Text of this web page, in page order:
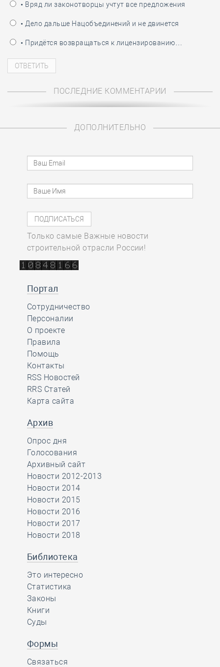
• Вряд ли законотворцы учтут все предложения
• Дело дальше Нацобъединений и не двинется
• Придётся возвращаться к лицензированию…
ПОСЛЕДНИЕ КОММЕНТАРИИ
ДОПОЛНИТЕЛЬНО
Только самые Важные новости
строительной отрасли России!
Портал
Сотрудничество
Персоналии
О проекте
Правила
Помощь
Контакты
RSS Новостей
RRS Статей
Карта сайта
Архив
Опрос дня
Голосования
Архивный сайт
Новости 2012-2013
Новости 2014
Новости 2015
Новости 2016
Новости 2017
Новости 2018
Библиотека
Это интересно
Статистика
Законы
Книги
Суды
Формы
Связаться